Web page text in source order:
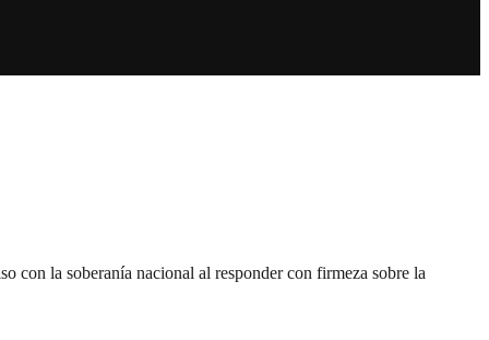
con la soberanía nacional al responder con firmeza sobre la